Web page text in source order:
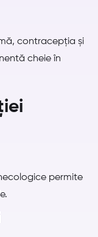
contracepția și
cheie în
permite